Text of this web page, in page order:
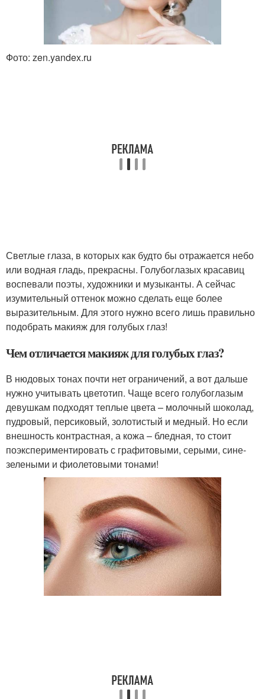
Фото: zen.yandex.ru
Светлые глаза, в которых как будто бы отражается небо
или водная гладь, прекрасны. Голубоглазых красавиц
воспевали поэты, художники и музыканты. А сейчас
изумительный оттенок можно сделать еще более
выразительным. Для этого нужно всего лишь правильно
подобрать макияж для голубых глаз!
Чем отличается макияж для голубых глаз?
В нюдовых тонах почти нет ограничений, а вот дальше
нужно учитывать цветотип. Чаще всего голубоглазым
девушкам подходят теплые цвета – молочный шоколад,
пудровый, персиковый, золотистый и медный. Но если
внешность контрастная, а кожа – бледная, то стоит
поэкспериментировать с графитовыми, серыми, сине-
зелеными и фиолетовыми тонами!